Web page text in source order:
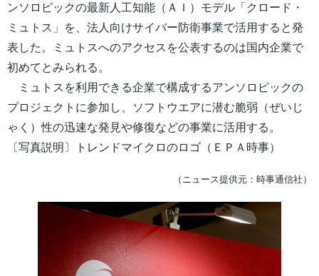
ンソロピックの最新人工知能（ＡＩ）モデル「クロード・
ミュトス」を、法人向けサイバー防衛事業で活用すると発
表した。ミュトスへのアクセスを公表するのは国内企業で
初めてとみられる。
ミュトスを利用できる企業で構成するアンソロピックの
プロジェクトに参加し、ソフトウエアに潜む脆弱（ぜいじ
ゃく）性の迅速な発見や修復などの事業に活用する。
〔写真説明〕トレンドマイクロのロゴ（ＥＰＡ時事）
（ニュース提供元：時事通信社）